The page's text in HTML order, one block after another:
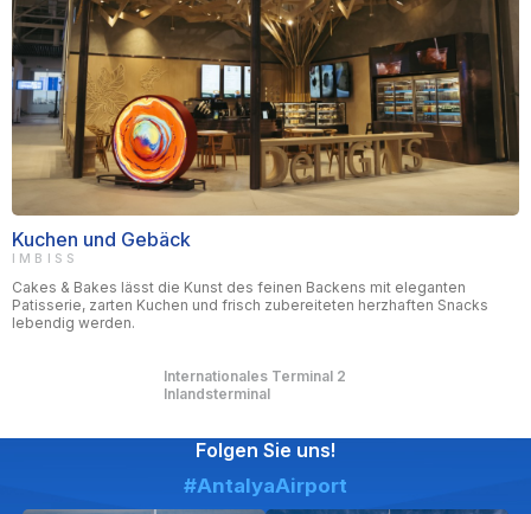
Kuchen und Gebäck
IMBISS
Cakes & Bakes lässt die Kunst des feinen Backens mit eleganten
Patisserie, zarten Kuchen und frisch zubereiteten herzhaften Snacks
lebendig werden.
Internationales Terminal 2
Inlandsterminal
Folgen Sie uns!
#AntalyaAirport